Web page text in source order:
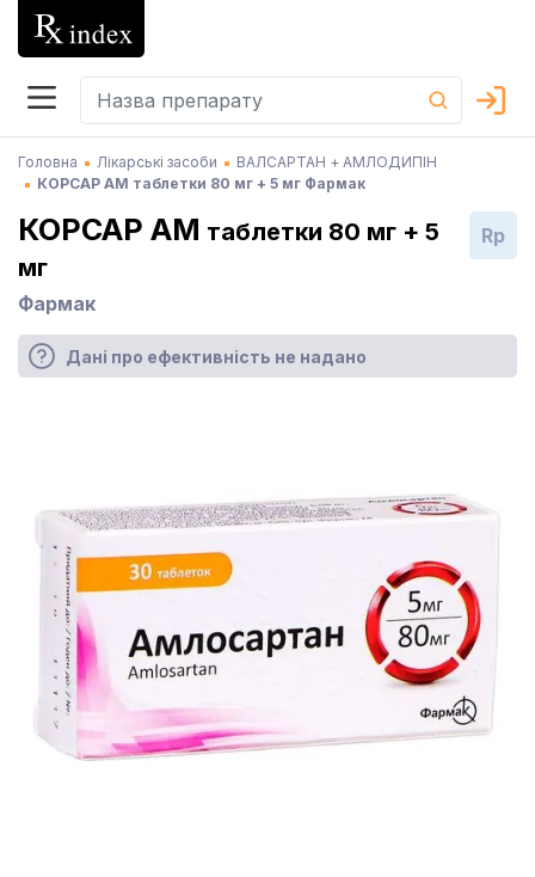
Головна Лікарські засоби
ВАЛСАРТАН + АМЛОДИПІН
КОРСАР АМ таблетки 80 мг + 5 мг Фармак
КОРСАР АМ таблетки 80 мг + 5
мг
Фармак
Rp
Дані про ефективність не надано